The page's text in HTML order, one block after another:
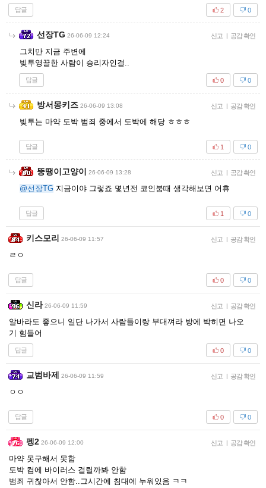
답글 0
2
선장TG 26-06-09 12:24 신고 | 공감 확인
그치만 지금 주변에
빚투영끌한 사람이 승리자인걸..
답글 0
0
방서몽키즈 26-06-09 13:08 신고 | 공감 확인
빚투는 마약 도박 범죄 중에서 도박에 해당 ㅎㅎㅎ
답글 0
1
뚱땡이고양이 26-06-09 13:28 신고 | 공감 확인
@선장TG 지금이야 그렇죠 몇년전 코인붐때 생각해보면 어휴
답글 0
1
키스모리 26-06-09 11:57 신고 | 공감 확인
ㄹㅇ
답글 0
0
신라 26-06-09 11:59 신고 | 공감 확인
알바라도 좋으니 일단 나가서 사람들이랑 부대껴라 방에 박히면 나오
기 힘들어
답글 0
0
교범바제 26-06-09 11:59 신고 | 공감 확인
ㅇㅇ
답글 0
0
펭2 26-06-09 12:00 신고 | 공감 확인
마약 못구해서 못함
도박 컴에 바이러스 걸릴까봐 안함
범죄 귀찮아서 안함..그시간에 침대에 누워있음 ㅋㅋ